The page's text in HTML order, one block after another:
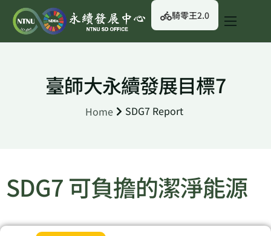
關於我們
永續治理
騎零王2.0
臺師大永續發展目標7
Home SDG7 Report
SDG7 可負擔的潔淨能源